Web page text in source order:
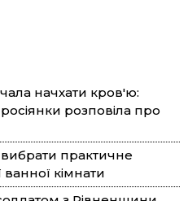
начхати кров'ю:
розповіла про
практичне
кімнати